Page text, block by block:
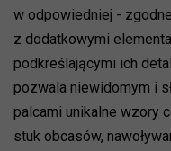
w odpowiedniej -
z dodatkowymi
podkreślającymi ich
pozwala niewidomym i
palcami unikalne wzory
stuk obcasów,